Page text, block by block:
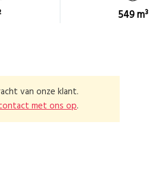
549 m³
van onze klant.
met ons op.